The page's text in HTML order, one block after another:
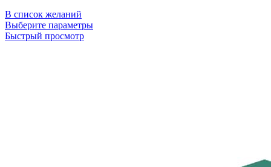
В список желаний
Выберите параметры
Быстрый просмотр